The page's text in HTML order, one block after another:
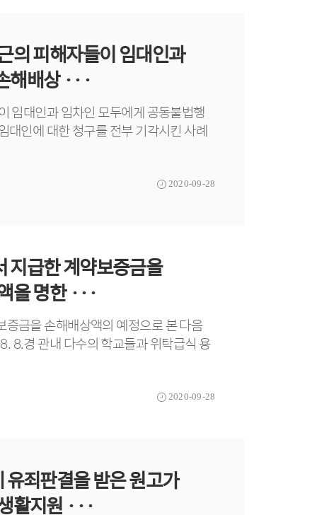
의 피해자들이 임대인과
해배상 ···
임대인과 임차인 모두에게 공동불법행
대인에 대한 청구를 전부 기각시킨 사례
2020-09-28
지급한 계약보증금을
을 명한 ···
금을 손해배상액의 예정으로 본 다음
8.경 관내 다수의 학교들과 위탁급식 용
2020-09-28
죄판결을 받은 원고가
활지원 ···